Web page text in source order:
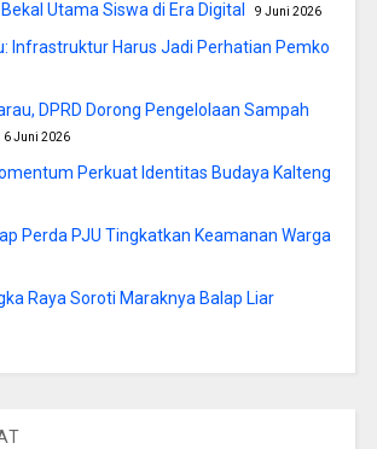
Utama Siswa di Era Digital 9 Juni 2026
Infrastruktur Harus Jadi Perhatian Pemko
DPRD Dorong Pengelolaan Sampah
6 Juni 2026
Perkuat Identitas Budaya Kalteng
Perda PJU Tingkatkan Keamanan Warga
Raya Soroti Maraknya Balap Liar